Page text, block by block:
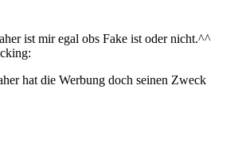
ist mir egal obs Fake ist oder nicht.^^
hat die Werbung doch seinen Zweck